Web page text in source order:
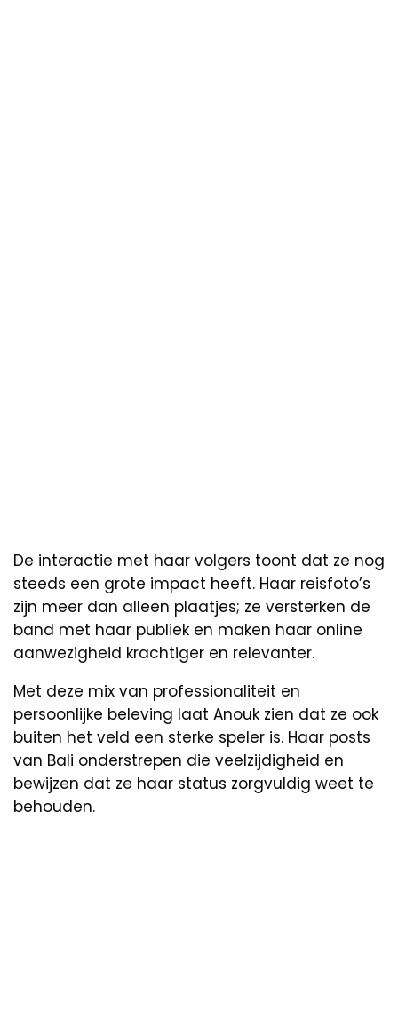
De interactie met haar volgers toont dat ze nog
steeds een grote impact heeft. Haar reisfoto’s
zijn meer dan alleen plaatjes; ze versterken de
band met haar publiek en maken haar online
aanwezigheid krachtiger en relevanter.
Met deze mix van professionaliteit en
persoonlijke beleving laat Anouk zien dat ze ook
buiten het veld een sterke speler is. Haar posts
van Bali onderstrepen die veelzijdigheid en
bewijzen dat ze haar status zorgvuldig weet te
behouden.